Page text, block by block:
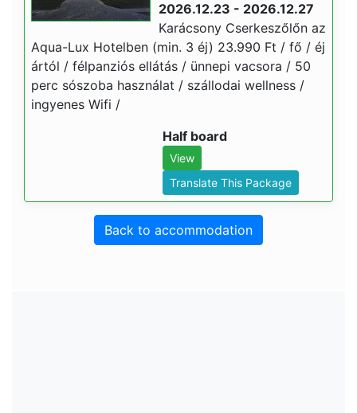
2026.12.23 - 2026.12.27
Karácsony Cserkeszőlőn az
Aqua-Lux Hotelben (min. 3 éj) 23.990 Ft / fő / éj
ártól / félpanziós ellátás / ünnepi vacsora / 50
perc sószoba használat / szállodai wellness /
ingyenes Wifi /
Half board
View
Translate This Package
Back to accommodation